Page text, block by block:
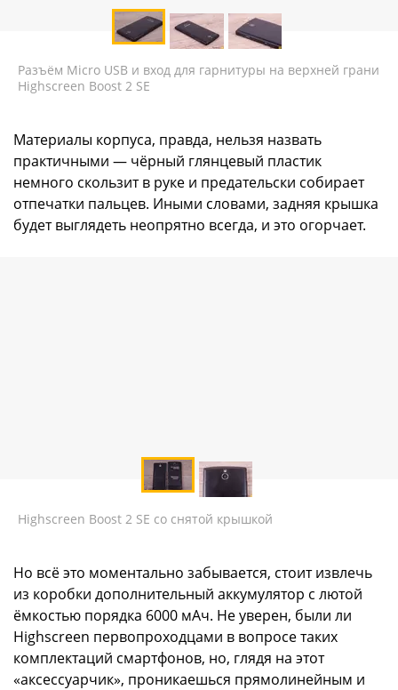
Разъём Micro USB и вход для гарнитуры на верхней грани
Highscreen Boost 2 SE
Материалы корпуса, правда, нельзя назвать
практичными — чёрный глянцевый пластик
немного скользит в руке и предательски собирает
отпечатки пальцев. Иными словами, задняя крышка
будет выглядеть неопрятно всегда, и это огорчает.
Highscreen Boost 2 SE со снятой крышкой
Но всё это моментально забывается, стоит извлечь
из коробки дополнительный аккумулятор с лютой
ёмкостью порядка 6000 мАч. Не уверен, были ли
Highscreen первопроходцами в вопросе таких
комплектаций смартфонов, но, глядя на этот
«аксессуарчик», проникаешься прямолинейным и